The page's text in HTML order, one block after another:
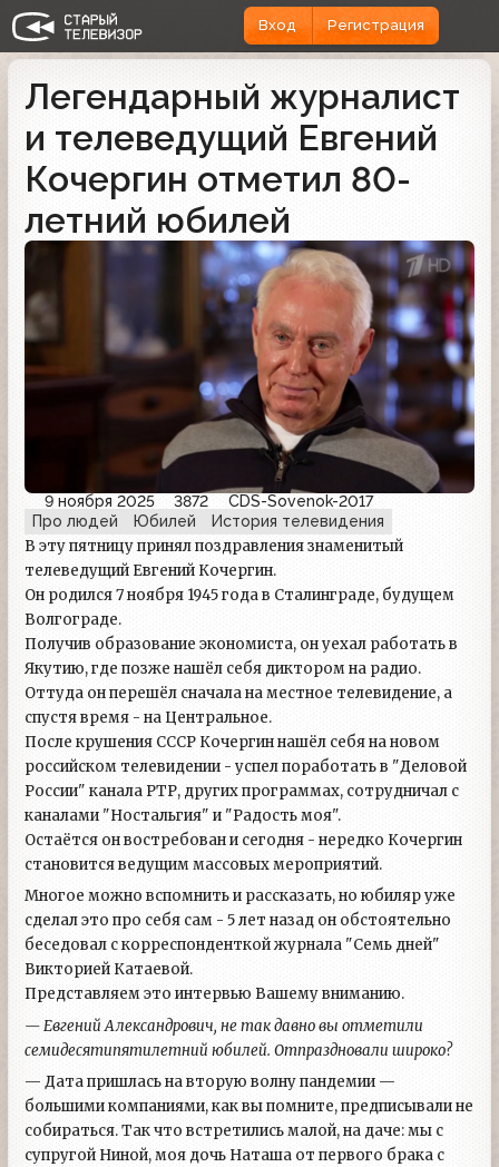
Вход Регистрация
Легендарный журналист
и телеведущий Евгений
Кочергин отметил 80-
летний юбилей
9 ноября 2025 3872
CDS-Sovenok-2017
Про людей
Юбилей История телевидения
В эту пятницу принял поздравления знаменитый
телеведущий Евгений Кочергин.
Он родился 7 ноября 1945 года в Сталинграде, будущем
Волгограде.
Получив образование экономиста, он уехал работать в
Якутию, где позже нашёл себя диктором на радио.
Оттуда он перешёл сначала на местное телевидение, а
спустя время - на Центральное.
После крушения СССР Кочергин нашёл себя на новом
российском телевидении - успел поработать в "Деловой
России" канала РТР, других программах, сотрудничал с
каналами "Ностальгия" и "Радость моя".
Остаётся он востребован и сегодня - нередко Кочергин
становится ведущим массовых мероприятий.
Многое можно вспомнить и рассказать, но юбиляр уже
сделал это про себя сам - 5 лет назад он обстоятельно
беседовал с корреспонденткой журнала "Семь дней"
Викторией Катаевой.
Представляем это интервью Вашему вниманию.
— Евгений Александрович, не так давно вы отметили
семидесятипятилетний юбилей. Отпраздновали широко?
— Дата пришлась на вторую волну пандемии —
большими компаниями, как вы помните, предписывали не
собираться. Так что встретились малой, на даче: мы с
супругой Ниной, моя дочь Наташа от первого брака с